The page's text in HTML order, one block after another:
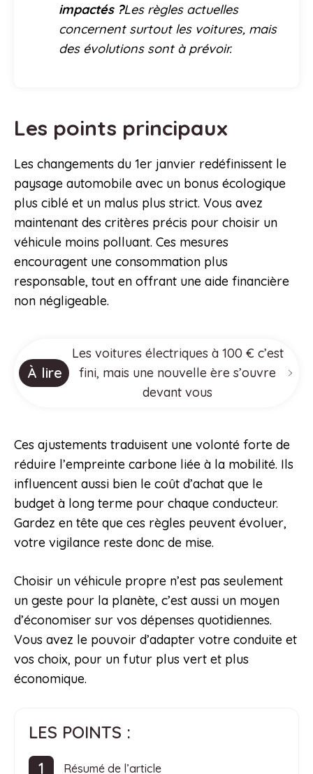
impactés ?Les règles actuelles
concernent surtout les voitures, mais
des évolutions sont à prévoir.
Les points principaux
Les changements du 1er janvier redéfinissent le
paysage automobile avec un bonus écologique
plus ciblé et un malus plus strict. Vous avez
maintenant des critères précis pour choisir un
véhicule moins polluant. Ces mesures
encouragent une consommation plus
responsable, tout en offrant une aide financière
non négligeable.
À lire
Les voitures électriques à 100 € c’est
fini, mais une nouvelle ère s’ouvre
devant vous
Ces ajustements traduisent une volonté forte de
réduire l’empreinte carbone liée à la mobilité. Ils
influencent aussi bien le coût d’achat que le
budget à long terme pour chaque conducteur.
Gardez en tête que ces règles peuvent évoluer,
votre vigilance reste donc de mise.
Choisir un véhicule propre n’est pas seulement
un geste pour la planète, c’est aussi un moyen
d’économiser sur vos dépenses quotidiennes.
Vous avez le pouvoir d’adapter votre conduite et
vos choix, pour un futur plus vert et plus
économique.
LES POINTS :
Résumé de l’article